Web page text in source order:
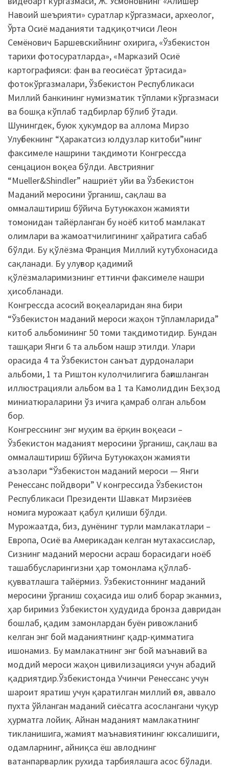
Навоий шеърияти» суратлар кўргазмаси, археолог,
Ўрта Осиё маданияти тадқиқотчиси Леон
Семёнович Баршевскийнинг охирига, «Ўзбекистон
тарихи фотосуратларда», «Марказий Осиё
картографияси: фан ва геосиёсат ўртасида»
фотокўргазмалари, Ўзбекистон Республикаси
Миллий банкининг нумизматик тўплами кўргазмаси
ва бошқа кўплаб тадбирлар бўлиб ўтади.
Шунингдек, буюк ҳукумдор ва аллома Мирзо
Улуғбекнинг “Ҳаракатсиз юлдузлар китоби”нинг
факсимеле нашрини тақдимоти Конгрессда
сенцацион воқеа бўлди. Австрияниг
“Mueller&Shindler” нашриёт уйи ва Ўзбекистон
Маданий меросини ўрганиш, сақлаш ва
оммалаштириш бўйича Бутунжахон жамияти
томонидан тайёрланган бу ноёб китоб мамлакат
олимлари ва жамоатчилигининг ҳайратига сабаб
бўлди. Бу қўлёзма Франция Миллий кутубхонасида
сақланади. Бу улуғвор қадимий
қўлёзмаларимизнинг еттинчи факсимеле нашри
ҳисобланади.
Конгрессда асосий воқеаларидан яна бири
“Ўзбекистон маданий мероси жаҳон тўпламларида”
китоб альбомининг 50 томи тақдимотидир. Бундан
ташқари Янги 6 та альбом нашр этилди. Улари
орасида 4 та Ўзбекистон санъат дурдоналари
альбоми, 1 та Риштон кулолчилигига бағишланган
иллюстрацияли альбом ва 1 та Камолиддин Беҳзод
миниатюраларини ўз ичига қамраб олган альбом
бор.
Конгресснинг энг муҳим ва ёрқин воқеаси –
Ўзбекистон маданият меросини ўрганиш, сақлаш ва
оммалаштириш бўйича Бутунжаҳон жамияти
аъзолари “Ўзбекистон маданий мероси — Янги
Ренессанс пойдвори” V конгрессида Ўзбекистон
Республикаси Президенти Шавкат Мирзиёев
номига мурожаат қабул қилиши бўлди.
Мурожаатда, биз, дунёнинг турли мамлакатлари –
Европа, Осиё ва Америкадан келган мутахассислар,
Сизнинг маданий меросни асраш борасидаги ноёб
ташаббусларингизни ҳар томонлама қўллаб-
қувватлашга тайёрмиз. Ўзбекистоннинг маданий
меросини ўрганиш соҳасида иш олиб борар эканмиз,
ҳар биримиз Ўзбекистон ҳудудида бронза давридан
бошлаб, қадим замонлардан буён ривожланиб
келган энг бой маданиятнинг қадр-қимматига
ишонамиз. Бу мамлакатнинг энг бой маънавий ва
моддий мероси жаҳон цивилизацияси учун абадий
қадриятдир.Ўзбекистонда Учинчи Ренессанс учун
шароит яратиш учун қаратилган миллий ғоя, аввало
пухта ўйланган маданий сиёсатга асослангани чуқур
ҳурматга лойиқ. Айнан маданият мамлакатнинг
тикланишига, жамият маънавиятининг юксалишиги,
одамларнинг, айниқса ёш авлоднинг
ватанпарварлик рухида тарбиялашга асос бўлади.